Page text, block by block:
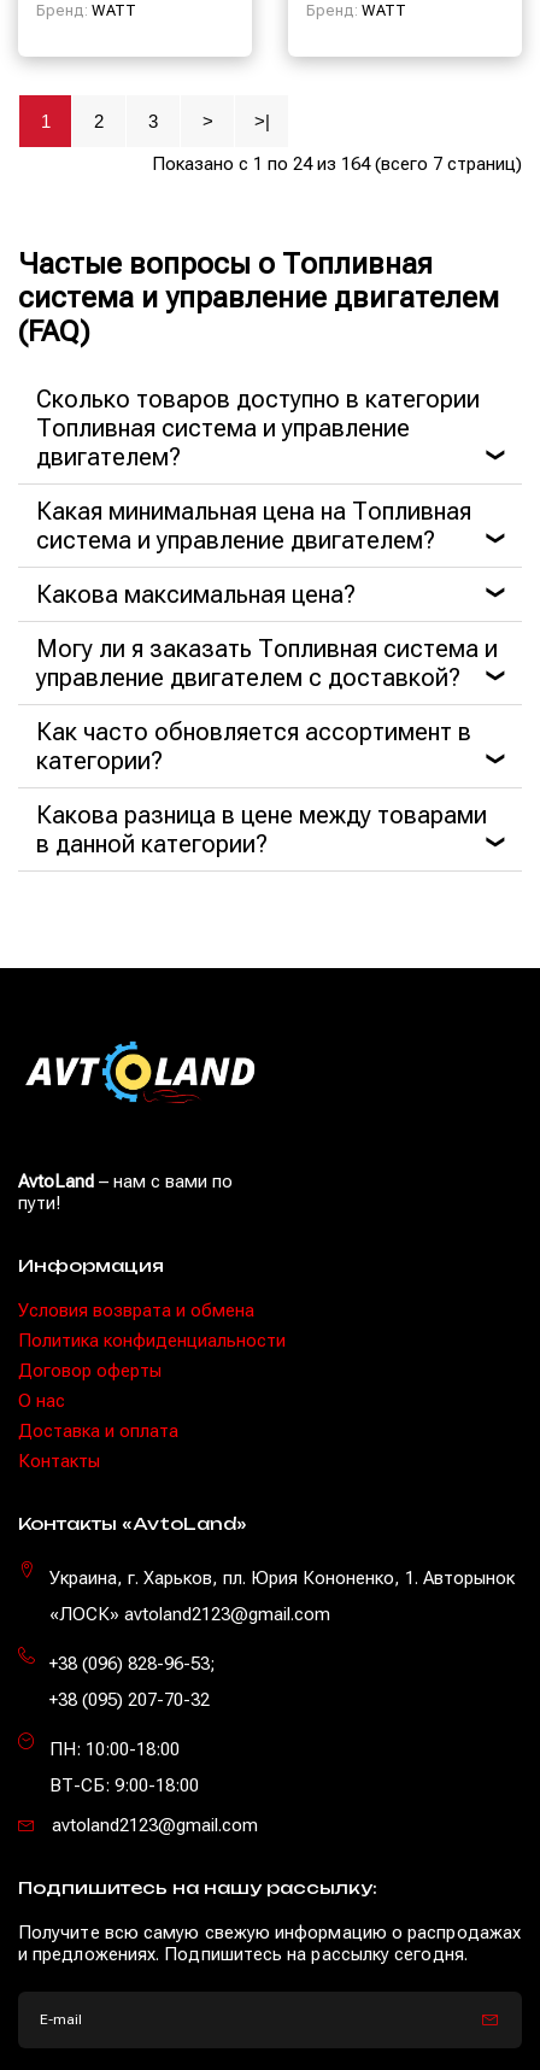
Бренд: WATT
Бренд: WATT
1 2 3 > >|
Показано с 1 по 24 из 164 (всего 7 страниц)
Частые вопросы о Топливная
система и управление двигателем
(FAQ)
Сколько товаров доступно в категории
Топливная система и управление
двигателем?
❯
Какая минимальная цена на Топливная
система и управление двигателем?
❯
Какова максимальная цена? ❯
Могу ли я заказать Топливная система и
управление двигателем с доставкой?
❯
Как часто обновляется ассортимент в
категории?
❯
Какова разница в цене между товарами
в данной категории?
❯
AvtoLand – нам с вами по
пути!
Информация
Условия возврата и обмена
Политика конфиденциальности
Договор оферты
O нас
Доставка и оплата
Контакты
Контакты «AvtoLand»
Украина, г. Харьков, пл. Юрия Кононенко, 1. Авторынок
«ЛОСК» avtoland2123@gmail.com
+38 (096) 828-96-53;
+38 (095) 207-70-32
ПН: 10:00-18:00
ВТ-СБ: 9:00-18:00
avtoland2123@gmail.com
Подпишитесь на нашу рассылку:
Получите всю самую свежую информацию о распродажах
и предложениях. Подпишитесь на рассылку сегодня.